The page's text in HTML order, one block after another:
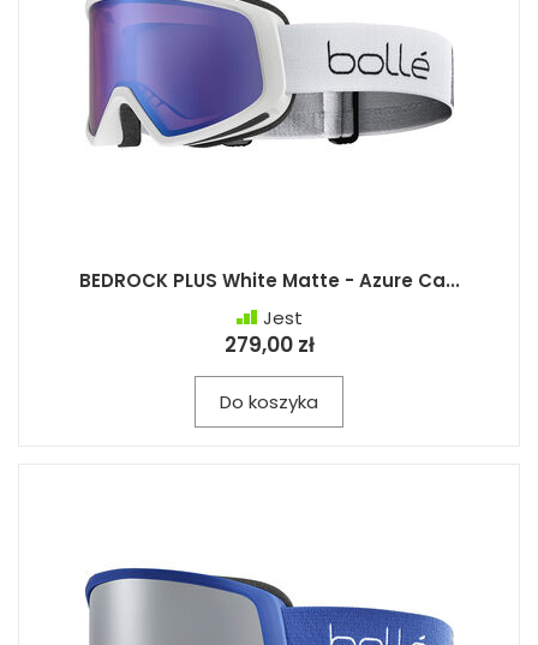
BEDROCK PLUS White Matte - Azure Ca...
Jest
279,00 zł
Do koszyka